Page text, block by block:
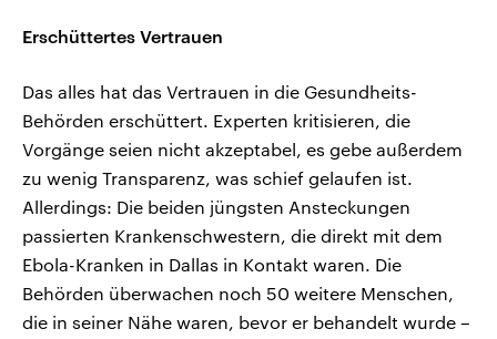
Erschüttertes Vertrauen
Das alles hat das Vertrauen in die Gesundheits-
Behörden erschüttert. Experten kritisieren, die
Vorgänge seien nicht akzeptabel, es gebe außerdem
zu wenig Transparenz, was schief gelaufen ist.
Allerdings: Die beiden jüngsten Ansteckungen
passierten Krankenschwestern, die direkt mit dem
Ebola-Kranken in Dallas in Kontakt waren. Die
Behörden überwachen noch 50 weitere Menschen,
die in seiner Nähe waren, bevor er behandelt wurde –